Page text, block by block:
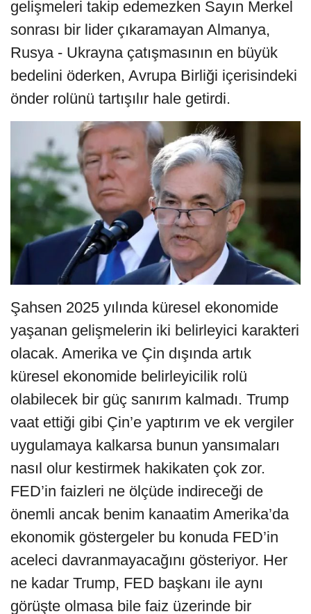
gelişmeleri takip edemezken Sayın Merkel
sonrası bir lider çıkaramayan Almanya,
Rusya - Ukrayna çatışmasının en büyük
bedelini öderken, Avrupa Birliği içerisindeki
önder rolünü tartışılır hale getirdi.
Şahsen 2025 yılında küresel ekonomide
yaşanan gelişmelerin iki belirleyici karakteri
olacak. Amerika ve Çin dışında artık
küresel ekonomide belirleyicilik rolü
olabilecek bir güç sanırım kalmadı. Trump
vaat ettiği gibi Çin’e yaptırım ve ek vergiler
uygulamaya kalkarsa bunun yansımaları
nasıl olur kestirmek hakikaten çok zor.
FED’in faizleri ne ölçüde indireceği de
önemli ancak benim kanaatim Amerika’da
ekonomik göstergeler bu konuda FED’in
aceleci davranmayacağını gösteriyor. Her
ne kadar Trump, FED başkanı ile aynı
görüşte olmasa bile faiz üzerinde bir